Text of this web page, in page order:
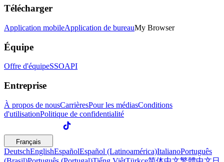
Télécharger
Application mobileApplication de bureauMy Browser
Équipe
Offre d'équipeSSOAPI
Entreprise
À propos de nousCarrièresPour les médiasConditions
d'utilisationPolitique de confidentialité
Français
DeutschEnglishEspañolEspañol (Latinoamérica)ItalianoPortuguês